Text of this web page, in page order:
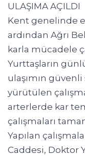
ULAŞIMA AÇILDI
Kent genelinde
ardından Ağrı
karla mücadele
Yurttaşların
ulaşımın
yürütülen
arterlerde kar
çalışmaları
Yapılan
Caddesi, Doktor